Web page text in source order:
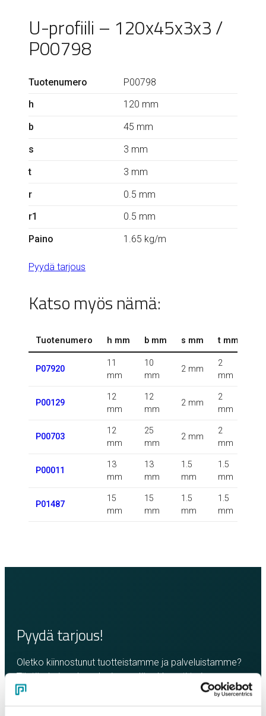
U-profiili – 120x45x3x3 /
P00798
Tuotenumero
P00798
h
120 mm
b
45 mm
s
3 mm
t
3 mm
r
0.5 mm
r1
0.5 mm
Paino
1.65 kg/m
Pyydä tarjous
Katso myös nämä:
Tuotenumero h mm b mm s mm t mm
P07920
11
mm
10
mm
2 mm
2
mm
P00129
12
mm
12
mm
2 mm
2
mm
P00703
12
mm
25
mm
2 mm
2
mm
P00011
13
mm
13
mm
1.5
mm
1.5
mm
P01487
15
mm
15
mm
1.5
mm
1.5
mm
Pyydä tarjous!
Oletko kiinnostunut tuotteistamme ja palveluistamme?
Täytä oheinen lomake ja pyydä rohkeasti tarjous.
Olemme sinuun yhteydessä mahdollisimman pian!